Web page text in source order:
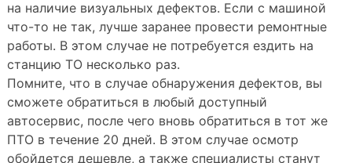
на наличие визуальных дефектов. Если с машиной
что-то не так, лучше заранее провести ремонтные
работы. В этом случае не потребуется ездить на
станцию ТО несколько раз.
Помните, что в случае обнаружения дефектов, вы
сможете обратиться в любый доступный
автосервис, после чего вновь обратиться в тот же
ПТО в течение 20 дней. В этом случае осмотр
обойдется дешевле, а также специалисты станут